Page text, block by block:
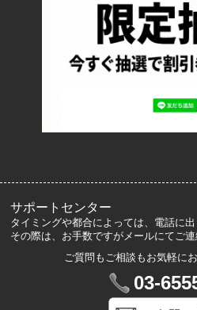
特定商取引法に基づく表記
プライバシーポリシー
ロッカーズについて
サポートセンター
タイミングや都合によっては、電話に
その際は、お手数ですがメールにてご連
ご質問もご相談もお気軽に
03-